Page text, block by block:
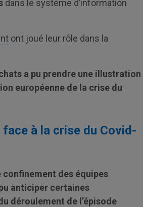
dans le système d’information
ont joué leur rôle dans la
a pu prendre une illustration
européenne de la crise du
à la crise du Covid-
confinement des équipes
anticiper certaines
déroulement de l’épisode